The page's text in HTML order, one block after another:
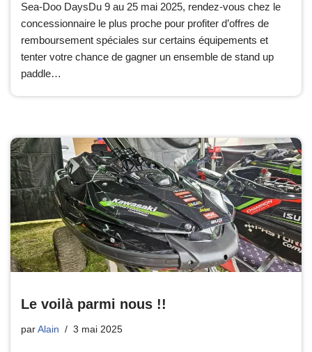
Sea-Doo DaysDu 9 au 25 mai 2025, rendez-vous chez le
concessionnaire le plus proche pour profiter d’offres de
remboursement spéciales sur certains équipements et
tenter votre chance de gagner un ensemble de stand up
paddle…
Le voilà parmi nous !!
par Alain 3 mai 2025